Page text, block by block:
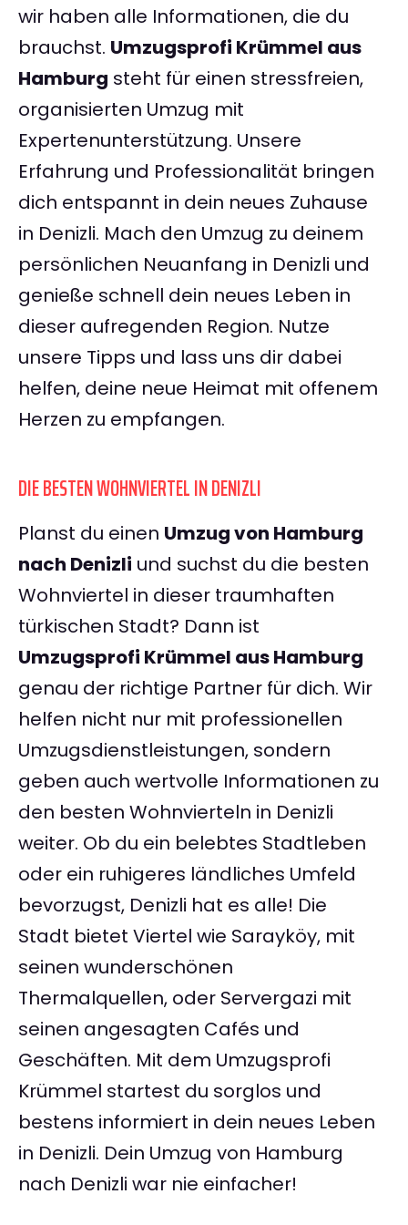
wir haben alle Informationen, die du
brauchst. Umzugsprofi Krümmel aus
Hamburg steht für einen stressfreien,
organisierten Umzug mit
Expertenunterstützung. Unsere
Erfahrung und Professionalität bringen
dich entspannt in dein neues Zuhause
in Denizli. Mach den Umzug zu deinem
persönlichen Neuanfang in Denizli und
genieße schnell dein neues Leben in
dieser aufregenden Region. Nutze
unsere Tipps und lass uns dir dabei
helfen, deine neue Heimat mit offenem
Herzen zu empfangen.
DIE BESTEN WOHNVIERTEL IN DENIZLI
Planst du einen Umzug von Hamburg
nach Denizli und suchst du die besten
Wohnviertel in dieser traumhaften
türkischen Stadt? Dann ist
Umzugsprofi Krümmel aus Hamburg
genau der richtige Partner für dich. Wir
helfen nicht nur mit professionellen
Umzugsdienstleistungen, sondern
geben auch wertvolle Informationen zu
den besten Wohnvierteln in Denizli
weiter. Ob du ein belebtes Stadtleben
oder ein ruhigeres ländliches Umfeld
bevorzugst, Denizli hat es alle! Die
Stadt bietet Viertel wie Sarayköy, mit
seinen wunderschönen
Thermalquellen, oder Servergazi mit
seinen angesagten Cafés und
Geschäften. Mit dem Umzugsprofi
Krümmel startest du sorglos und
bestens informiert in dein neues Leben
in Denizli. Dein Umzug von Hamburg
nach Denizli war nie einfacher!